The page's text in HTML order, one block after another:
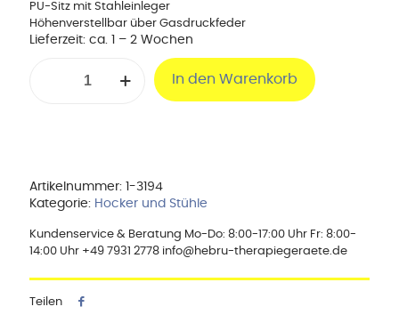
PU-Sitz mit Stahleinleger
Höhenverstellbar über Gasdruckfeder
Lieferzeit: ca. 1 – 2 Wochen
In den Warenkorb
Artikelnummer: 1-3194
Kategorie: Hocker und Stühle
Kundenservice & Beratung Mo-Do: 8:00-17:00 Uhr Fr: 8:00-
14:00 Uhr +49 7931 2778 info@hebru-therapiegeraete.de
Teilen